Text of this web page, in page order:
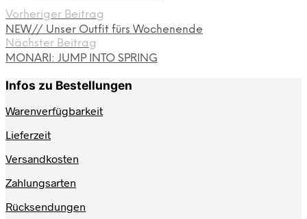
Vorheriger Beitrag
NEW// Unser Outfit fürs Wochenende
Nächster Beitrag
MONARI: JUMP INTO SPRING
Infos zu Bestellungen
Warenverfügbarkeit
Lieferzeit
Versandkosten
Zahlungsarten
Rücksendungen